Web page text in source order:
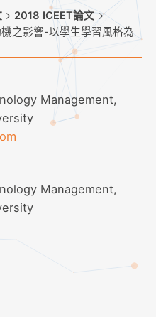
2018 ICEET論文
之影響-以學生學習風格為
Management,
Management,